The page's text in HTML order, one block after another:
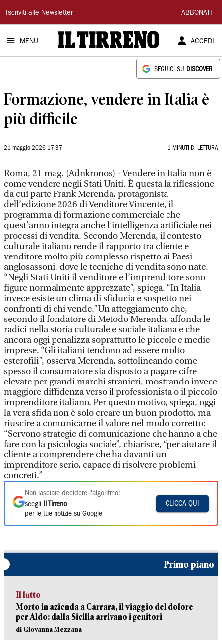
Il
Tirreno
Iscriviti alle Newsletter ABBONATI
MENU ACCEDI
SEGUICI SU DISCOVER
Formazione, vendere in Italia è
più difficile
21 maggio 2026 17:37 1 MINUTI DI LETTURA
Roma, 21 mag. (Adnkronos) - Vendere in Italia non è
come vendere negli Stati Uniti. È questa la riflessione
da cui parte Frank Merenda, protagonista
dell’edizione 2026 di Venditore Vincente, il
programma di formazione commerciale che
quest’anno integra anche l’intelligenza artificiale nei
processi di vendita. Secondo Merenda, il contesto
culturale italiano rende il rapporto tra cliente e
venditore molto più complesso rispetto ai Paesi
anglosassoni, dove le tecniche di vendita sono nate.
“Negli Stati Uniti il venditore e l’imprenditore sono
figure normalmente apprezzate”, spiega. “In Italia
invece esiste un clima di sfiducia e sospetto nei
confronti di chi vende.”Un atteggiamento che,
secondo il fondatore di Metodo Merenda, affonda le
radici nella storia culturale e sociale italiana e che
ancora oggi penalizza soprattutto le piccole e medie
imprese. “Gli italiani tendono ad essere molto
esterofili”, osserva Merenda, sottolineando come
spesso il consumatore sia disposto a pagare cifre
elevate per grandi marchi stranieri, mostrando invece
maggiore diffidenza verso il professionista o il piccolo
imprenditore italiano. Per questo motivo, spiega, oggi
la vera sfida non è solo creare un buon prodotto, ma
riuscire a comunicarne il valore nel modo corretto:
“Servono strategie di comunicazione che hanno a che
fare con la psicologia sociale”, chiarisce, “per aiutare il
cliente a comprendere che ha davanti un
imprenditore serio, capace di risolvere problemi
concreti.”
Non lasciare decidere l'algoritmo:
scegli
Il Tirreno
per le tue notizie su Google
CLICCA QUI
Primo piano
Il lutto
Morto in azienda a Carrara, il viaggio del dolore
per Aldo: dalla Sicilia arrivano i genitori
di Giovanna Mezzana